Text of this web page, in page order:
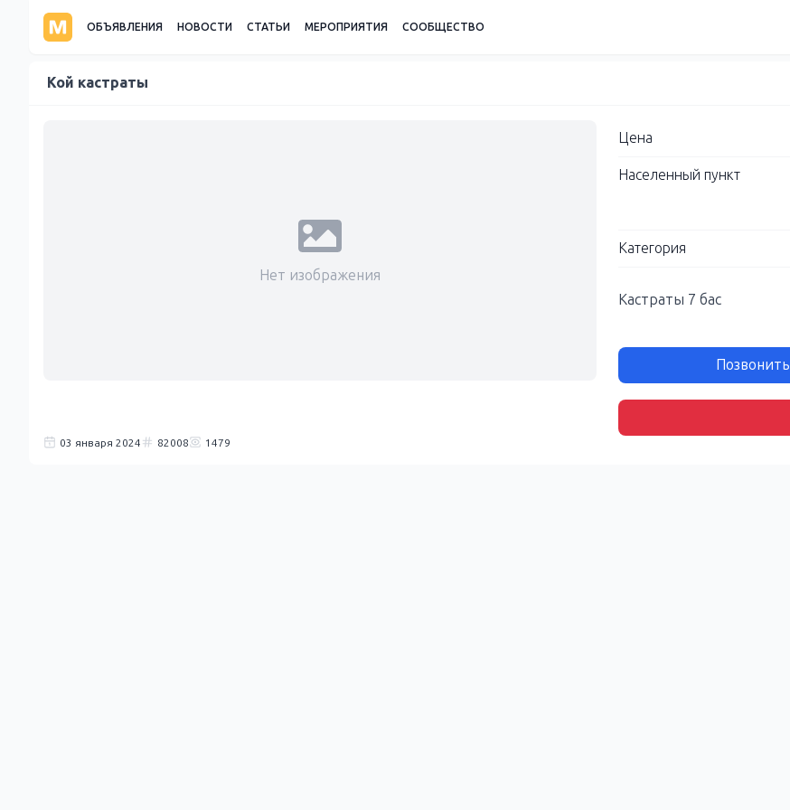
ОБЪЯВЛЕНИЯ НОВОСТИ СТАТЬИ МЕРОПРИЯТИЯ СООБЩЕСТВО
Кой кастраты
Нет изображения
Цена
Населенный пункт
Категория
Кастраты 7 бас
Позвонить
03 января 2024 82008 1479